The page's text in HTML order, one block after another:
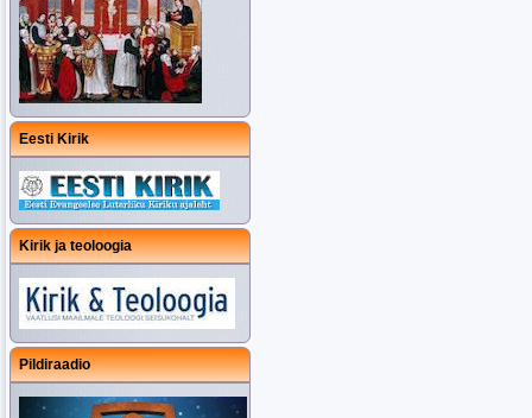
Eesti Kirik
Kirik ja teoloogia
Pildiraadio